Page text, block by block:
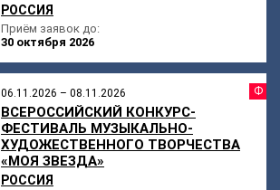
РОССИЯ
Приём заявок до:
30 октября 2026
06.11.2026 – 08.11.2026
ВСЕРОССИЙСКИЙ КОНКУРС-
ФЕСТИВАЛЬ МУЗЫКАЛЬНО-
ХУДОЖЕСТВЕННОГО ТВОРЧЕСТВА
«МОЯ ЗВЕЗДА»
РОССИЯ